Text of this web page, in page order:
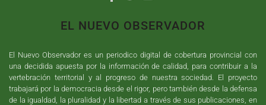
EL NUEVO OBSERVADOR
El Nuevo Observador es un periodico digital de cobertura provincial con
una decidida apuesta por la información de calidad, para contribuir a la
vertebración territorial y al progreso de nuestra sociedad. El proyecto
trabajará por la democracia desde el rigor, pero también desde la defensa
de la igualdad, la pluralidad y la libertad a través de sus publicaciones, en